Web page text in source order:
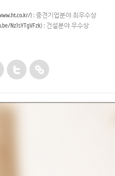
) : 중견기업분야 최우수상
Nz1sYTgVFzk) : 건설분야 우수상